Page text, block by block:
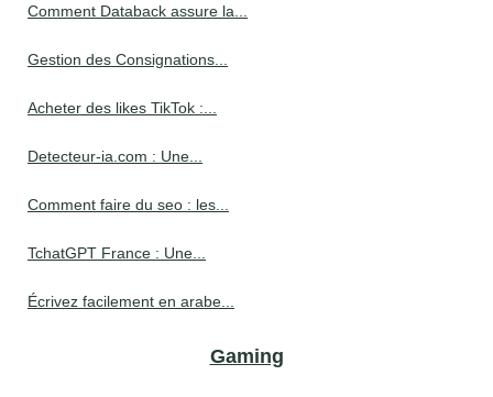
Comment Databack assure la...
Gestion des Consignations...
Acheter des likes TikTok :...
Detecteur-ia.com : Une...
Comment faire du seo : les...
TchatGPT France : Une...
Écrivez facilement en arabe...
Gaming